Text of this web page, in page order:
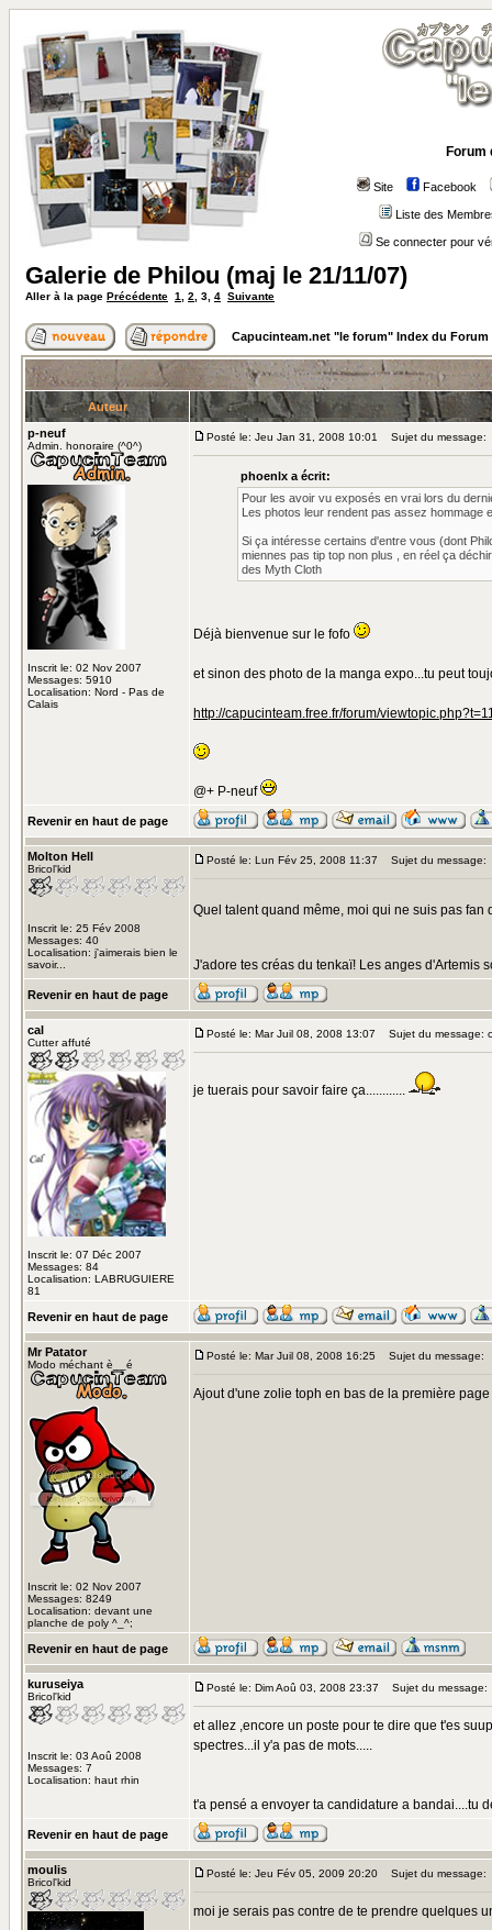
Forum
Site Facebook
Liste des
Se connecter pour
Galerie de Philou (maj le 21/11/07)
Aller à la page Précédente 1 2 3 4 Suivante
Capucinteam.net "le forum" Index du Forum
Auteur
p-neuf
Admin. honoraire (^0^)
Inscrit le: 02 Nov 2007
Messages: 5910
Localisation: Nord - Pas de
Calais
Posté le: Jeu Jan 31, 2008 10:01 Sujet du message:
phoenlx a écrit:
Pour les avoir vu exposés en vrai lors du
Les photos leur rendent pas assez hommage
Si ça intéresse certains d'entre vous (dont
miennes pas tip top non plus , en réel ça
des Myth Cloth
Déjà bienvenue sur le fofo
et sinon des photo de la manga expo...tu peut
http://capucinteam.free.fr/forum/
@+ P-neuf
Revenir en haut de page
Molton Hell
Bricol'kid
Inscrit le: 25 Fév 2008
Messages: 40
Localisation: j'aimerais bien le
savoir...
Posté le: Lun Fév 25, 2008 11:37 Sujet du message:
Quel talent quand même, moi qui ne suis pas
J'adore tes créas du tenkaï! Les anges d'Artemis
Revenir en haut de page
cal
Cutter affuté
Inscrit le: 07 Déc 2007
Messages: 84
Localisation: LABRUGUIERE
81
Posté le: Mar Juil 08, 2008 13:07 Sujet du message:
je tuerais pour savoir faire ça............
Revenir en haut de page
Mr Patator
Modo méchant è__é
Inscrit le: 02 Nov 2007
Messages: 8249
Localisation: devant une
planche de poly ^_^;
Posté le: Mar Juil 08, 2008 16:25 Sujet du message:
Ajout d'une zolie toph en bas de la première
Revenir en haut de page
kuruseiya
Bricol'kid
Inscrit le: 03 Aoû 2008
Messages: 7
Localisation: haut rhin
Posté le: Dim Aoû 03, 2008 23:37 Sujet du message:
et allez ,encore un poste pour te dire que t'es
spectres...il y'a pas de mots.....
t'a pensé a envoyer ta candidature a bandai....tu
Revenir en haut de page
moulis
Bricol'kid
Posté le: Jeu Fév 05, 2009 20:20 Sujet du message:
moi je serais pas contre de te prendre quelques